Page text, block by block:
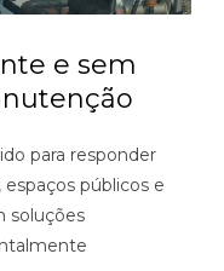
e sem
para responder
públicos e
soluções